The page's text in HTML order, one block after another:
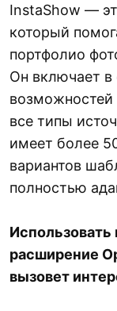
InstaShow —
который
портфолио
Он включает в
возможностей
все типы
имеет более
вариантов
полностью
Использовать
расширение
вызовет